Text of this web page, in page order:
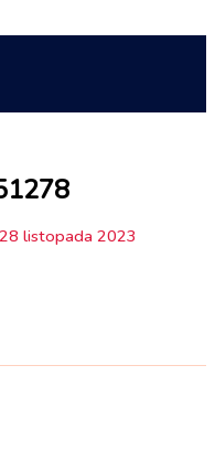
28 listopada 2023